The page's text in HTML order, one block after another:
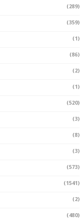
(289)
(359)
(1)
(86)
(2)
(1)
(520)
(3)
(8)
(3)
(573)
(1541)
(2)
(480)